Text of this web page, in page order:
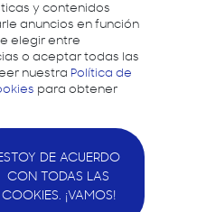
y contenidos
anuncios en función
elegir entre
o aceptar todas las
nuestra Política de
para obtener
DE ACUERDO
CON TODAS LAS
COOKIES. ¡VAMOS!